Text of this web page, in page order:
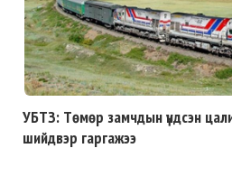
УБТЗ: Төмөр замчдын үндсэн
шийдвэр гаргажээ